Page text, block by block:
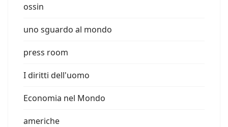
ossin
uno sguardo al mondo
press room
I diritti dell'uomo
Economia nel Mondo
americhe